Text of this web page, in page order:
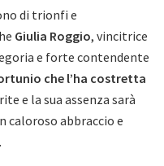
di trionfi e
Giulia Roggio, vincitrice
e forte contendente
che l’ha costretta
e la sua assenza sarà
caloroso abbraccio e